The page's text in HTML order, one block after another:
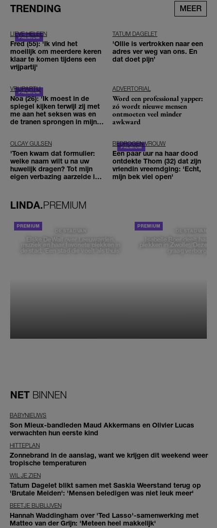
TRENDING MEER
LIEVE HELEEN
Fred (55): 'Ik vind het
moeilijk om meerdere keren
klaar te komen tijdens een
vrijpartij'
TATUM DAGELET
'Ollie is vertrokken naar een
adres ver weg van ons. En
dat doet pijn’
VRIJPARTIJ
Noa (26): 'Ik moest in de
spiegel kijken terwijl zij met
me aan het seksen was en
de tranen sprongen in mijn
ADVERTORIAL
Word een professional yapper:
zó wordt nieuwe mensen
ontmoeten veel minder
awkward
OLCAY GULSEN
'Toen kwam dat formulier:
welke naam wilt u na uw
huwelijk dragen? Tot mijn
eigen verbazing aarzelde ik
BEDROGEN VROUW
Een paar uur na haar dood
ontdekte Thom (32) dat zijn
vriendin vreemdging: 'Echt,
mijn bek viel open'
LINDA.PREMIUM
DE STAD VAN
Elske DeWall over Leeuwarden,
muziek en haar favoriete plekken in
de stad: 'Een stad die voelt als thuis'
DE STAD VAN
Isabelle Boer deelt haar
plekken in Zwolle: 'Deze
graag verborgen'
NET BINNEN
BABYNIEUWS
Son Mieux-bandleden Maud Akkermans en Olivier Lucas
verwachten hun eerste kind
HITTEPLAN
Zonnebrand in de aanslag, want we krijgen dit weekend weer
tropische temperaturen
WIL JE ZIEN
Tatum Dagelet blikt samen met Saskia Weerstand terug op
'Brutale Meiden': 'Mensen beledigen was niet leuk meer'
BEETJE BIJBLIJVEN
Hannah Waddingham over 'Ted Lasso'-samenwerking met
Matteo van der Grijn: 'Meteen heel makkelijk'